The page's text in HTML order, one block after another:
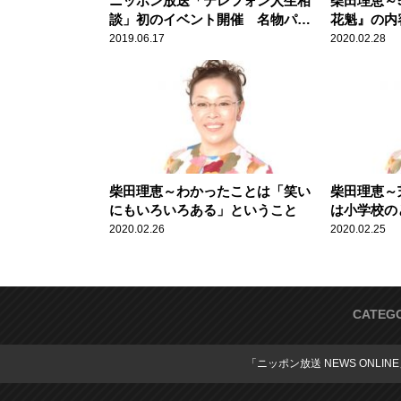
談」初のイベント開催 名物パー
ソナリティ・回答者たちの語りに
メモをとりながら聞く来場者も続
2019.06.17
花魁』の
い
2020.02.28
柴田理恵～わかったことは「笑い
にもいろいろある」ということ
2020.02.26
柴田理恵
は小学校
2020.02.25
「ニッポン放送 NEWS